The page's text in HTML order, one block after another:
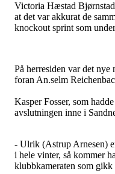
Victoria Hæstad
at det var akkurat de
knockout sprint som
På herresiden var det
foran An.selm
Kasper Fosser, som
avslutningen inne i
- Ulrik (Astrup Arnesen)
i hele vinter, så kommer
klubbkameraten som gikk